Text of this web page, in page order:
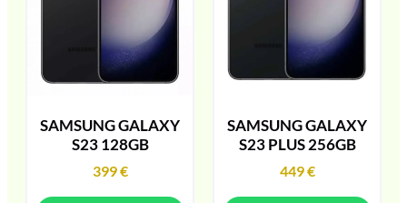
SAMSUNG GALAXY
S23 128GB
399€
SAMSUNG GALAXY
S23 PLUS 256GB
449€